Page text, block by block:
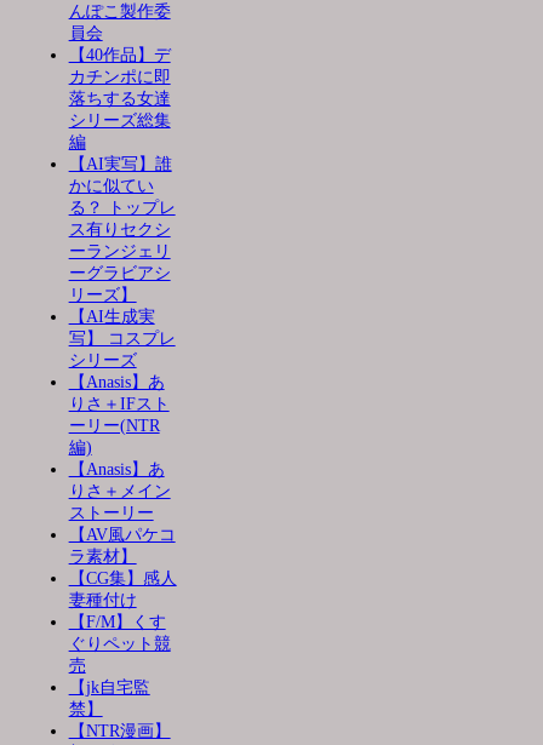
んぽこ製作委
員会
【40作品】デ
カチンポに即
落ちする女達
シリーズ総集
編
【AI実写】誰
かに似てい
る？ トップレ
ス有りセクシ
ーランジェリ
ーグラビアシ
リーズ】
【AI生成実
写】 コスプレ
シリーズ
【Anasis】あ
りさ＋IFスト
ーリー(NTR
編)
【Anasis】あ
りさ＋メイン
ストーリー
【AV風パケコ
ラ素材】
【CG集】感人
妻種付け
【F/M】くす
ぐりペット競
売
【jk自宅監
禁】
【NTR漫画】